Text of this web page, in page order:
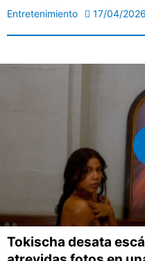
Entretenimiento 17/04/
Tokischa desata